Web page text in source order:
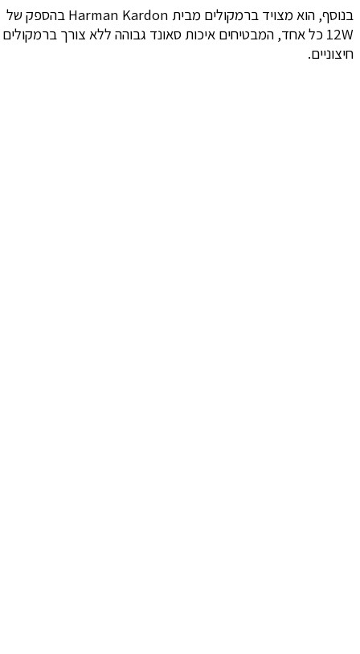
בנוסף, הוא מצויד ברמקולים מבית Harman Kardon בהספק של
12W כל אחד, המבטיחים איכות סאונד גבוהה ללא צורך ברמקולים
חיצוניים.